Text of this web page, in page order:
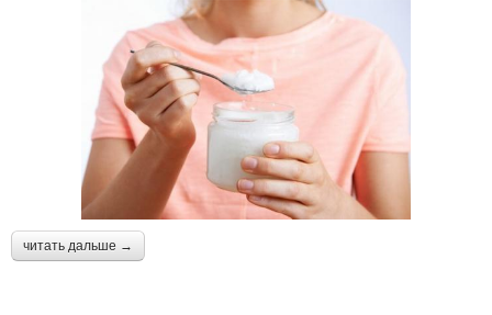
читать дальше →